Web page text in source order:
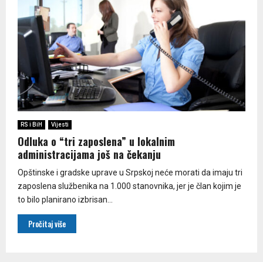
RS i BiH Vijesti
Odluka o “tri zaposlena” u lokalnim
administracijama još na čekanju
Opštinske i gradske uprave u Srpskoj neće morati da imaju tri
zaposlena službenika na 1.000 stanovnika, jer je član kojim je
to bilo planirano izbrisan...
Pročitaj više